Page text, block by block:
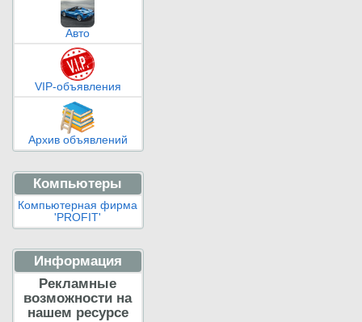
Авто
VIP-объявления
Архив объявлений
Компьютеры
Компьютерная фирма
'PROFIT'
Информация
Рекламные
возможности на
нашем ресурсе